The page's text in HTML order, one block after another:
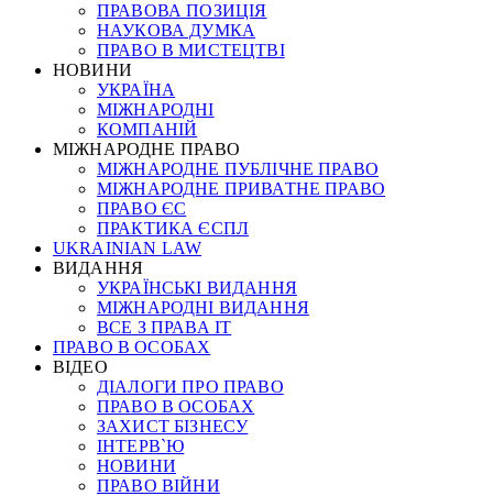
ПРАВОВА ПОЗИЦІЯ
НАУКОВА ДУМКА
ПРАВО В МИСТЕЦТВІ
НОВИНИ
УКРАЇНА
МІЖНАРОДНІ
КОМПАНІЙ
МІЖНАРОДНЕ ПРАВО
МІЖНАРОДНЕ ПУБЛІЧНЕ ПРАВО
МІЖНАРОДНЕ ПРИВАТНЕ ПРАВО
ПРАВО ЄС
ПРАКТИКА ЄСПЛ
UKRAINIAN LAW
ВИДАННЯ
УКРАЇНСЬКІ ВИДАННЯ
МІЖНАРОДНІ ВИДАННЯ
ВСЕ З ПРАВА ІТ
ПРАВО В ОСОБАХ
ВІДЕО
ДІАЛОГИ ПРО ПРАВО
ПРАВО В ОСОБАХ
ЗАХИСТ БІЗНЕСУ
ІНТЕРВ`Ю
НОВИНИ
ПРАВО ВІЙНИ